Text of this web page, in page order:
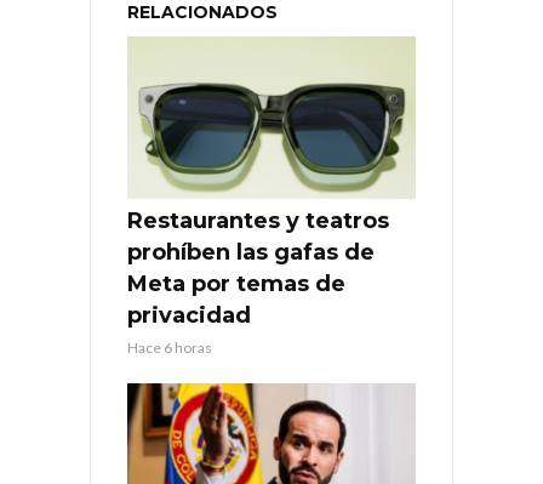
RELACIONADOS
Restaurantes y teatros
prohíben las gafas de
Meta por temas de
privacidad
Hace 6 horas